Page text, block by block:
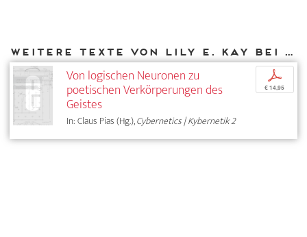
Weitere Texte von Lily E. Kay bei DIAPHANES
Von logischen Neuronen zu
poetischen Verkörperungen des
Geistes
In: Claus Pias (Hg.),Cybernetics | Kybernetik 2
p
€ 14,95